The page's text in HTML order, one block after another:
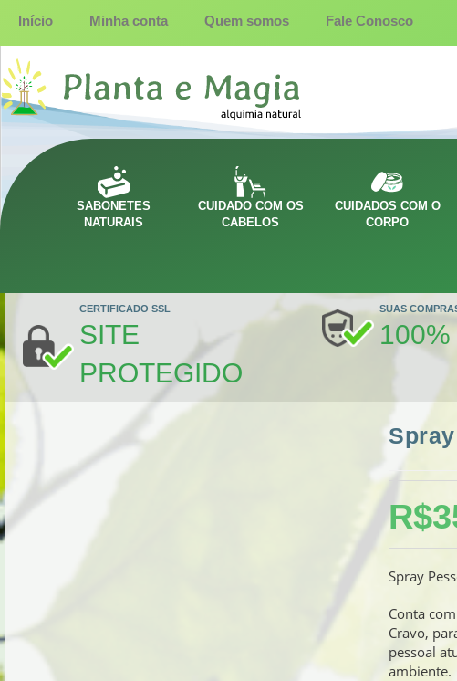
Início Minha conta Quem somos Fale Conosco
SABONETES
NATURAIS
CUIDADO COM OS
CABELOS
CUIDADOS COM O
CORPO
CERTIFICADO SSL
SITE
PROTEGIDO
SUAS
R$
Spray
Conta
Cravo,
pessoal
ambiente.